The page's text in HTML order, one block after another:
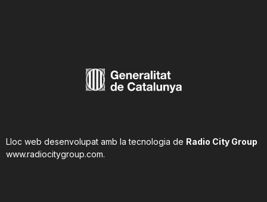
Lloc web desenvolupat amb la tecnologia de Radio City Group
www.radiocitygroup.com.